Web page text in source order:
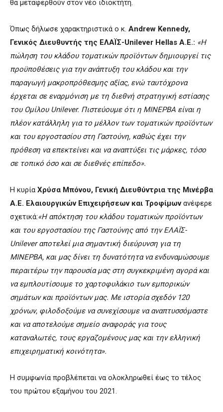
θα μεταφερθούν στον νέο ιδιοκτήτη.
Όπως δήλωσε χαρακτηριστικά ο κ. Andrew Kennedy,
Γενικός Διευθυντής της ΕΛΑΪΣ-Unilever Hellas Α.Ε.: «Η
πώληση του κλάδου τοματικών προϊόντων δημιουργεί τις
προϋποθέσεις για την ανάπτυξη του κλάδου και την
παραγωγή μακροπρόθεσμης αξίας, ενώ ταυτόχρονα
έρχεται σε εναρμόνιση με τη διεθνή στρατηγική εστίασης
του Ομίλου Unilever. Πιστεύουμε ότι η ΜΙΝΕΡΒΑ είναι η
πλέον κατάλληλη για το μέλλον των τοματικών προϊόντων
και του εργοστασίου στη Γαστούνη, καθώς έχει την
πρόθεση ναεπεκτείνει και νααναπτύξει τις μάρκες, τόσο
σε τοπικό όσο και σε διεθνές επίπεδο».
Η κυρία Χρύσα Μπόνου, Γενική Διευθύντρια της Μινέρβα
Α.Ε. Ελαιουργικών Επιχειρήσεων και Τροφίμωνανέφερε
σχετικά:«Η απόκτηση του κλάδου τοματικών προϊόντων
και του εργοστασίου της Γαστούνης από την ΕΛΑΪΣ-
Unilever αποτελεί μια σημαντική διεύρυνση για τη
ΜΙΝΕΡΒΑ, και μας δίνει τη δυνατότητα να ενδυναμώσουμε
περαιτέρω την παρουσία μας στη συγκεκριμένη αγορά και
να εμπλουτίσουμε το χαρτοφυλάκιο των εμπορικών
σημάτων και προϊόντων μας. Με ιστορία σχεδόν 120
χρόνων, φιλοδοξούμε να συνεχίσουμε να αναπτυσσόμαστε
και να αποτελούμε σημείο αναφοράς για τους
καταναλωτές, τους εργαζομένους μας και την ελληνική
επιχειρηματική κοινότητα».
Η συμφωνία προβλέπεται να ολοκληρωθεί έως το τέλος
του πρώτου εξαμήνου του 2021.